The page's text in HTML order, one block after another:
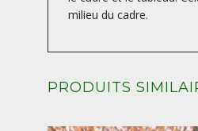
milieu du cadre.
PRODUITS